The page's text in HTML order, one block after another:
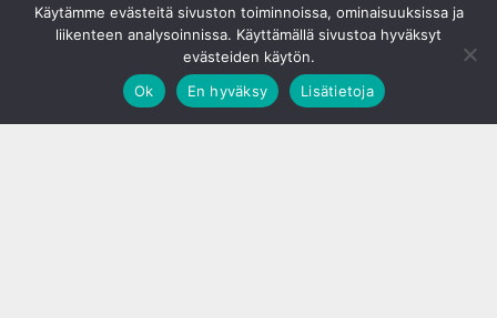
Käytämme evästeitä sivuston toiminnoissa, ominaisuuksissa ja
liikenteen analysoinnissa. Käyttämällä sivustoa hyväksyt
evästeiden käytön.
Ok
En hyväksy Lisätietoja